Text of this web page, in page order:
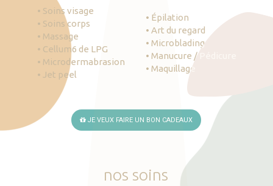
• Soins visage
• Soins corps
• Massage
• Cellum6 de LPG
• Microdermabrasion
• Jet peel
• Épilation
• Art du regard
• Microblading
• Manucure / Pédicure
• Maquillage
JE VEUX FAIRE UN BON CADEAUX
nos soins